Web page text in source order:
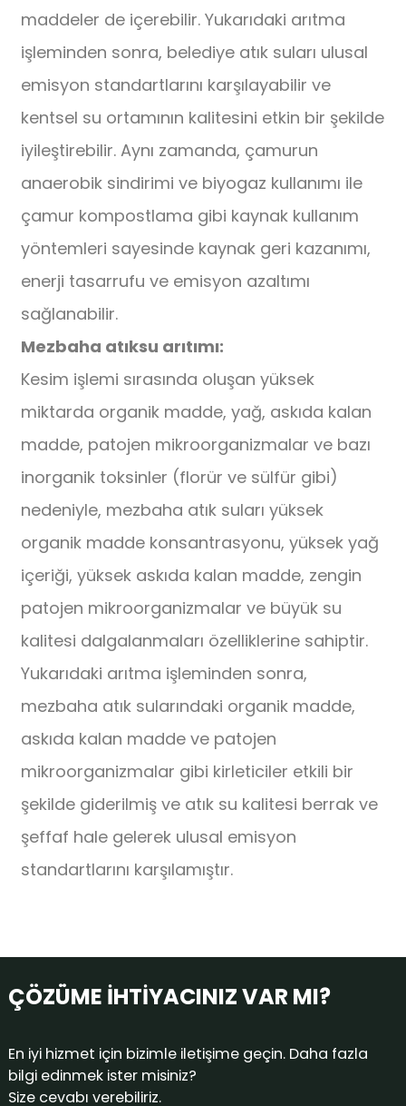
maddeler de içerebilir. Yukarıdaki arıtma
işleminden sonra, belediye atık suları ulusal
emisyon standartlarını karşılayabilir ve
kentsel su ortamının kalitesini etkin bir şekilde
iyileştirebilir. Aynı zamanda, çamurun
anaerobik sindirimi ve biyogaz kullanımı ile
çamur kompostlama gibi kaynak kullanım
yöntemleri sayesinde kaynak geri kazanımı,
enerji tasarrufu ve emisyon azaltımı
sağlanabilir.
Mezbaha atıksu arıtımı:
Kesim işlemi sırasında oluşan yüksek
miktarda organik madde, yağ, askıda kalan
madde, patojen mikroorganizmalar ve bazı
inorganik toksinler (florür ve sülfür gibi)
nedeniyle, mezbaha atık suları yüksek
organik madde konsantrasyonu, yüksek yağ
içeriği, yüksek askıda kalan madde, zengin
patojen mikroorganizmalar ve büyük su
kalitesi dalgalanmaları özelliklerine sahiptir.
Yukarıdaki arıtma işleminden sonra,
mezbaha atık sularındaki organik madde,
askıda kalan madde ve patojen
mikroorganizmalar gibi kirleticiler etkili bir
şekilde giderilmiş ve atık su kalitesi berrak ve
şeffaf hale gelerek ulusal emisyon
standartlarını karşılamıştır.
ÇÖZÜME İHTİYACINIZ VAR MI?
En iyi hizmet için bizimle iletişime geçin. Daha fazla
bilgi edinmek ister misiniz?
Size cevabı verebiliriz.